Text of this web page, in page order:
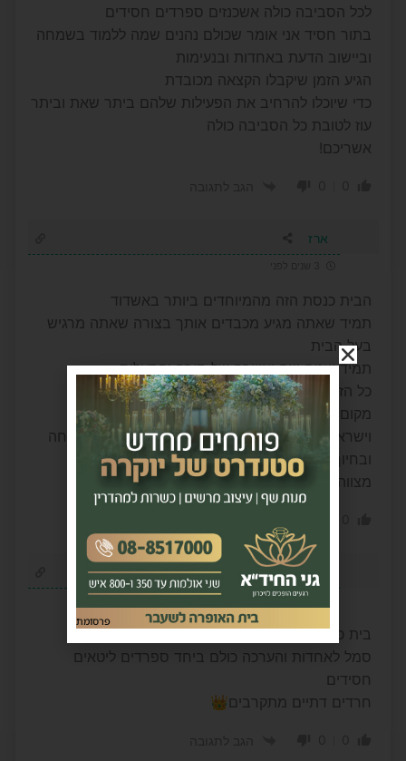
לכל הסביבה כולה אשכנזים ספרדים חסידים
בתור חסיד אני אומר שכולם נהנים שמה ללמוד בשמחה
וביישוב הדעת באחדות ובנעימות
הגיע הזמן שיקבלו הקצאה מכובדת
כדי שיוכלו להרחיב את הפעילות שלהם ביתר שאת וביתר
עוז לטובת כל הסביבה כולה
אשריכם!
ארז
הבית כנסת הזה מהמיוחדים ביותר באשדוד
תמיד שאתה מגיע מכבדים אותך בצורה שאתה מרגיש
בעל הבית
תמיד שמח שם ואווירה של תורה והתעלות
כל הזדמנות שיש אני קופץ להתפלל שם
מקום תורה וחסד אמיתי
וישראל בן שימול אדם מיוחד שמנהל את הכל בשמחה
ובחיוך לכולם
מצווה גדולה לתמוך שם
אביתר
בית כנסת גאווה אשדודית
סמל לאחדות והערכה כולם ביחד ספרדים ליטאים
חסידים
חרדים דתיים מתקרבים👑
פרסומת